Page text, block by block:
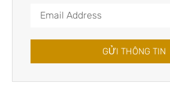
GỬI THÔNG TIN